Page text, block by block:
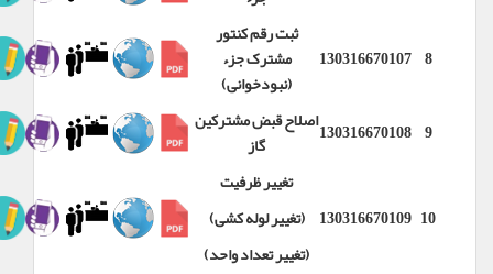
130316670107
ثبت رقم کنتور
مشترک جزء
(نبودخوانی)
130316670108اصلاح قبض مشترکین
130316670109
تغییر ظرفیت
(تغییر لوله کشی)
(تغییر تعداد واحد)